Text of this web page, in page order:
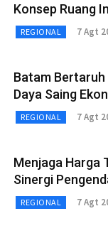
Konsep Ruang
REGIONAL 7 Agt
Batam
Daya Saing
REGIONAL 7 Agt
Menjaga Harga
Sinergi
REGIONAL 7 Agt